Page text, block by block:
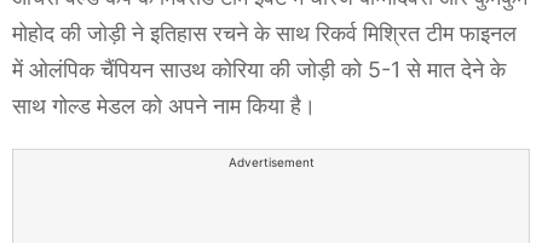
मोहोद की जोड़ी ने इतिहास रचने के साथ रिकर्व मिश्रित टीम फाइनल
में ओलंपिक चैंपियन साउथ कोरिया की जोड़ी को 5-1 से मात देने के
साथ गोल्ड मेडल को अपने नाम किया है।
Advertisement